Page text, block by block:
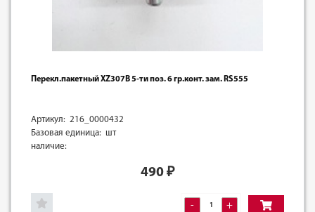
Перекл.пакетный XZ307B 5-ти поз. 6 гр.конт. зам. RS555
Артикул: 216_0000432
Базовая единица: шт
наличие:
490 ₽
- +